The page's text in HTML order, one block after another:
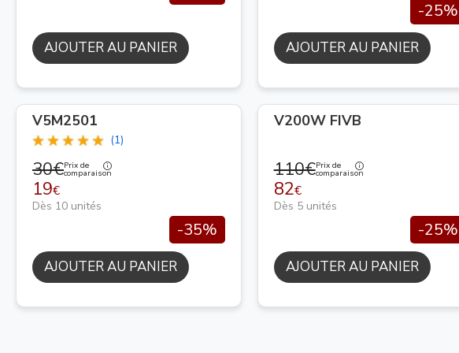
AJOUTER AU PANIER
-25%
AJOUTER AU PANIER
V5M2501
(1)
30€Prix de
comparaison
19€
Dès 10 unités
-35%
AJOUTER AU PANIER
V200W FIVB
110€Prix de
comparaison
82€
Dès 5 unités
-25%
AJOUTER AU PANIER